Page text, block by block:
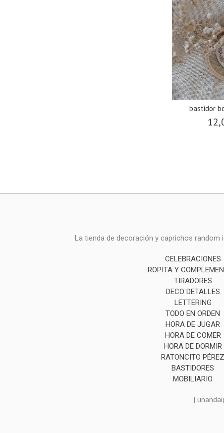
bastidor
La tienda de decoración y caprichos random
CELEBRACIONES
ROPITA Y
TIRADORES
DECO DETALLES
LETTERING
TODO EN ORDEN
HORA DE JUGAR
HORA DE COMER
HORA DE DORMIR
RATONCITO PÉREZ
BASTIDORES
MOBILIARIO
|